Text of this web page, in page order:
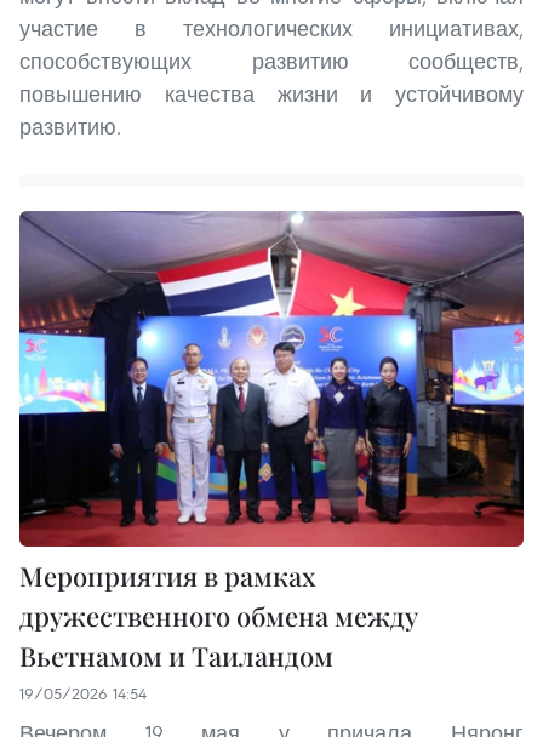
участие в технологических инициативах,
способствующих развитию сообществ,
повышению качества жизни и устойчивому
развитию.
Мероприятия в рамках
дружественного обмена между
Вьетнамом и Таиландом
19/05/2026 14:54